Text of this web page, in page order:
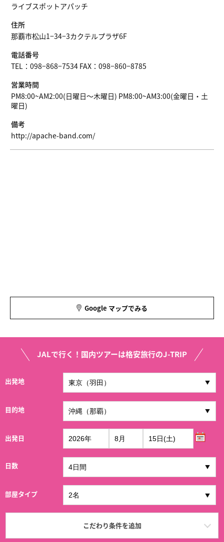
ライブスポットアパッチ
住所
那覇市松山1−34−3カクテルプラザ6F
電話番号
TEL：098−868−7534 FAX：098−860−8785
営業時間
PM8:00~AM2:00(日曜日〜木曜日) PM8:00~AM3:00(金曜日・土
曜日)
備考
http://apache-band.com/
Google マップでみる
JALで行く！国内ツアーは格安旅行のJ-TRIP
出発地
目的地
出発日
日数
部屋タイプ
こだわり条件を追加